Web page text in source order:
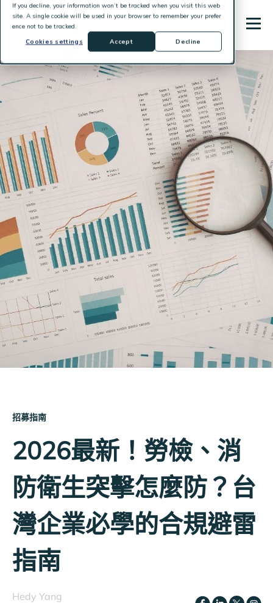
If you decline, your information won’t be tracked when you visit this web
site. A single cookie will be used in your browser to remember your prefer
ence not to be tracked.
Cookies settings
Accept Decline
招募指南
2026最新！勞檢、消
防衛生突擊怎麼防？台
灣企業必學的合規避雷
指南
Hedy Yang